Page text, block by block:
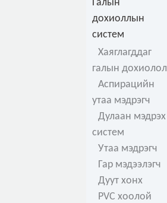
Галын
дохиоллын
систем
Хаяглагддаг
галын дохиолол
Аспирацийн
утаа мэдрэгч
Дулаан мэдрэх
систем
Утаа мэдрэгч
Гар мэдээлэгч
Дуут хонх
PVC хоолой